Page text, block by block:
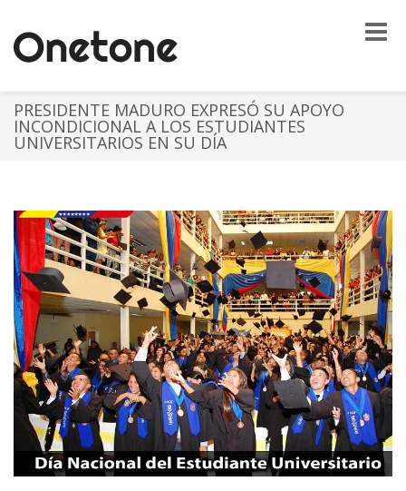
Toggle
PRESIDENTE MADURO EXPRESÓ SU APOYO
INCONDICIONAL A LOS ESTUDIANTES
UNIVERSITARIOS EN SU DÍA